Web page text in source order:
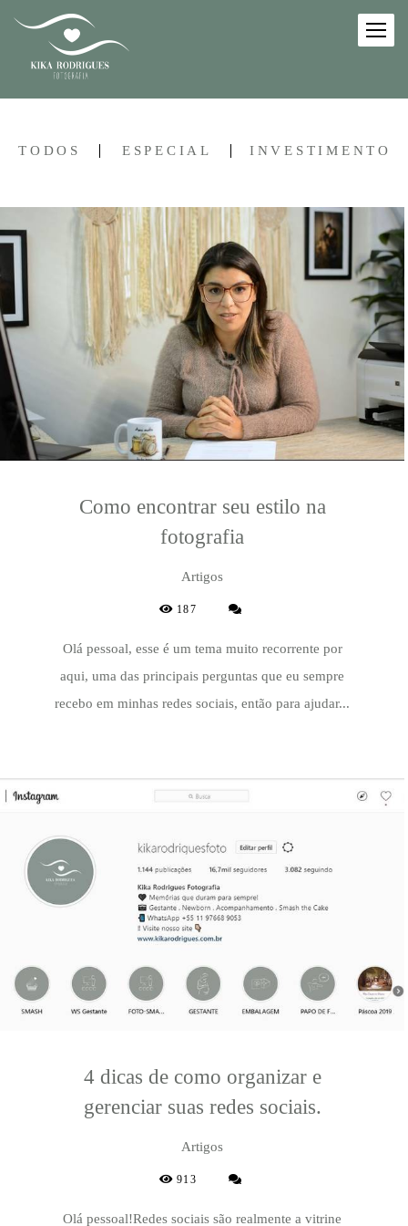
TODOS ESPECIAL INVESTIMENTO
Como encontrar seu estilo na
fotografia
Artigos
187
Olá pessoal, esse é um tema muito recorrente por
aqui, uma das principais perguntas que eu sempre
recebo em minhas redes sociais, então para ajudar...
4 dicas de como organizar e
gerenciar suas redes sociais.
Artigos
913
Olá pessoal!Redes sociais são realmente a vitrine